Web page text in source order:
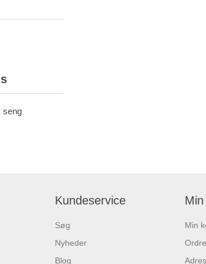
seng
Kundeservice
Søg
Nyheder
Blog
Min